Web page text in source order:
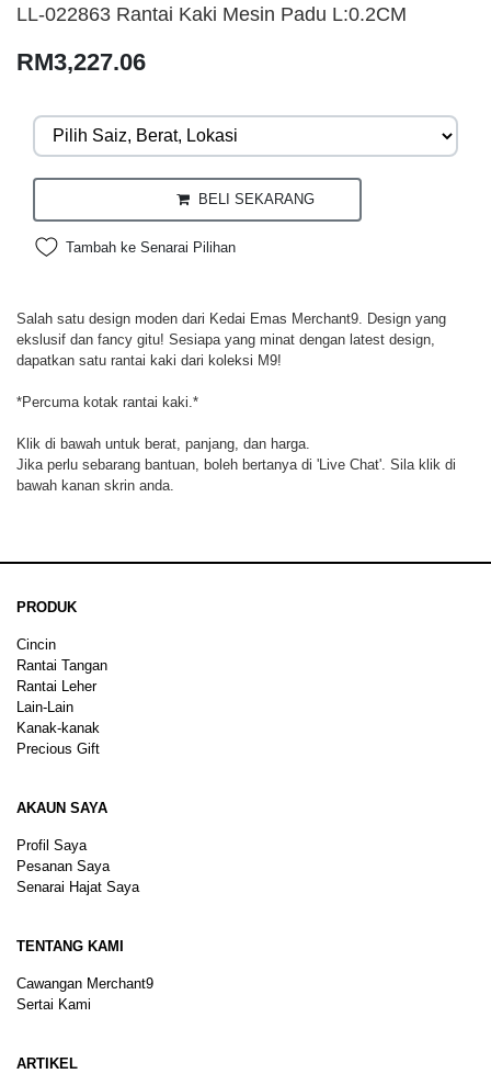
LL-022863 Rantai Kaki Mesin Padu L:0.2CM
RM3,227.06
BELI SEKARANG
Tambah ke Senarai Pilihan
Salah satu design moden dari Kedai Emas Merchant9. Design yang
ekslusif dan fancy gitu! Sesiapa yang minat dengan latest design,
dapatkan satu rantai kaki dari koleksi M9!
*Percuma kotak rantai kaki.*
Klik di bawah untuk berat, panjang, dan harga.
Jika perlu sebarang bantuan, boleh bertanya di 'Live Chat'. Sila klik di
bawah kanan skrin anda.
PRODUK
Cincin
Rantai Tangan
Rantai Leher
Lain-Lain
Kanak-kanak
Precious Gift
AKAUN SAYA
Profil Saya
Pesanan Saya
Senarai Hajat Saya
TENTANG KAMI
Cawangan Merchant9
Sertai Kami
ARTIKEL